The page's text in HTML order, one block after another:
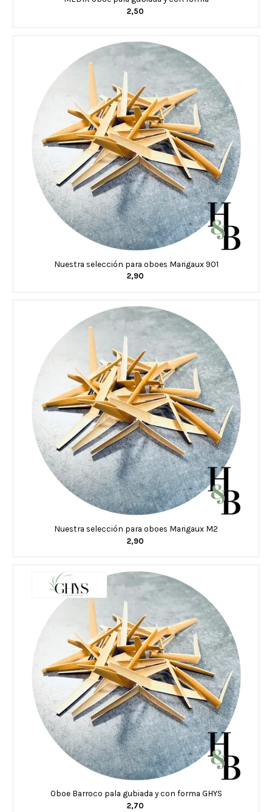
2,50
Nuestra selección para oboes Marigaux 901
2,90
Nuestra selección para oboes Marigaux M2
2,90
Oboe Barroco pala gubiada y con forma GHYS
2,70